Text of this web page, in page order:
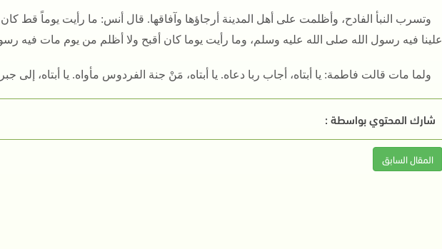
وتسرب النبأ الفادح، وأظلمت على أهل المدينة أرجاؤها وآفاقها‏.‏ قال أنس‏:‏ ما رأيت يوماً قط
علينا فيه رسول الله صلى الله عليه وسلم، وما رأيت يوما كان أقبح ولا أظلم من يوم مات فيه
ولما مات قالت فاطمة‏:‏ يا أبتاه، أجاب ربا دعاه‏.‏ يا أبتاه، مَنْ جنة الفردوس مأواه‏.‏ يا أبتاه، إلى
شارك المحتوي بواسطة :
المقال السابق